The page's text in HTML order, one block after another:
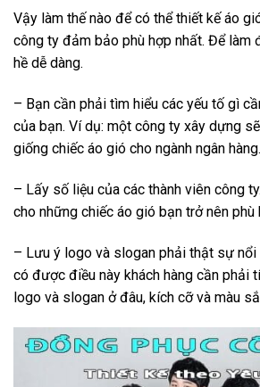
Vậy làm thế nào để có thể thiết kế áo
công ty đảm bảo phù hợp nhất. Để làm
hề dễ dàng.
– Bạn cần phải tìm hiểu các yếu tố gì
của bạn. Ví dụ: một công ty xây dựng
giống chiếc áo gió cho ngành ngân hàng.
– Lấy số liệu của các thành viên công
cho những chiếc áo gió bạn trở nên phù
– Lưu ý logo và slogan phải thật sự
có được điều này khách hàng cần phải
logo và slogan ở đâu, kích cỡ và màu